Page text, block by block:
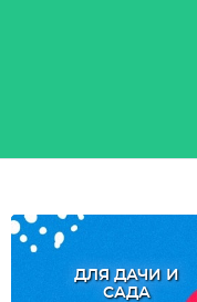
ДЛЯ ДАЧИ И
САДА